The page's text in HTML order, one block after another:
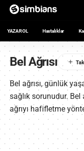
YAZAR OL Hastalıklar
Bel Ağrısı
Bel ağrısı, günlük
sağlık sorunudur. Bel
ağrıyı hafifletme